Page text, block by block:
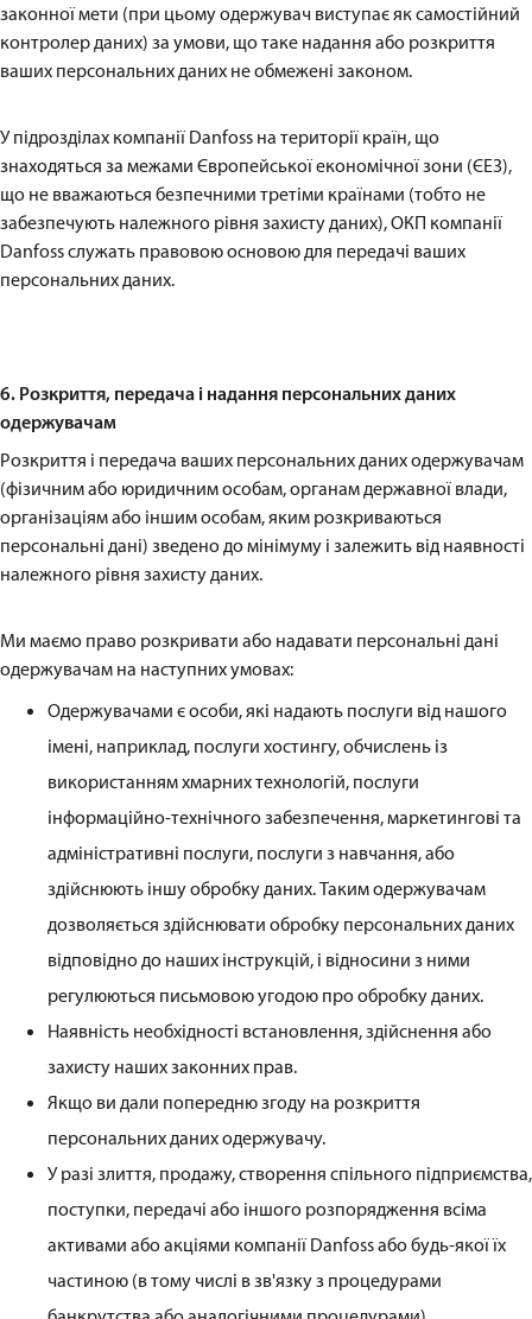
законної мети (при цьому одержувач виступає як самостійний
контролер даних) за умови, що таке надання або розкриття
ваших персональних даних не обмежені законом.
У підрозділах компанії Danfoss на території країн, що
знаходяться за межами Європейської економічної зони (ЄЕЗ),
що не вважаються безпечними третіми країнами (тобто не
забезпечують належного рівня захисту даних), ОКП компанії
Danfoss служать правовою основою для передачі ваших
персональних даних.
6. Розкриття, передача і надання персональних даних
одержувачам
Розкриття і передача ваших персональних даних одержувачам
(фізичним або юридичним особам, органам державної влади,
організаціям або іншим особам, яким розкриваються
персональні дані) зведено до мінімуму і залежить від наявності
належного рівня захисту даних.
Ми маємо право розкривати або надавати персональні дані
одержувачам на наступних умовах:
Одержувачами є особи, які надають послуги від нашого
імені, наприклад, послуги хостингу, обчислень із
використанням хмарних технологій, послуги
інформаційно-технічного забезпечення, маркетингові та
адміністративні послуги, послуги з навчання, або
здійснюють іншу обробку даних. Таким одержувачам
дозволяється здійснювати обробку персональних даних
відповідно до наших інструкцій, і відносини з ними
регулюються письмовою угодою про обробку даних.
Наявність необхідності встановлення, здійснення або
захисту наших законних прав.
Якщо ви дали попередню згоду на розкриття
персональних даних одержувачу.
У разі злиття, продажу, створення спільного підприємства,
поступки, передачі або іншого розпорядження всіма
активами або акціями компанії Danfoss або будь-якої їх
частиною (в тому числі в зв'язку з процедурами